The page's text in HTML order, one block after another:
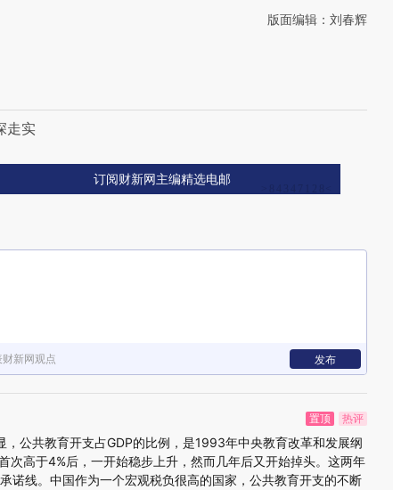
版面编辑：刘春辉
走实
订阅财新网主编精选电邮
新网观点 发布
置顶 热评
，公共教育开支占GDP的比例，是1993年中央教育改革和发展纲
次高于4%后，一开始稳步上升，然而几年后又开始掉头。这两年
诺线。中国作为一个宏观税负很高的国家，公共教育开支的不断